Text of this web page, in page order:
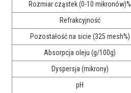
Rozmiar cząstek (0-10 mikronów)%
Refrakcyjność
Pozostałość na sicie (325 mesh%)
Absorpcja oleju (g/100g)
Dyspersja (mikrony)
pH